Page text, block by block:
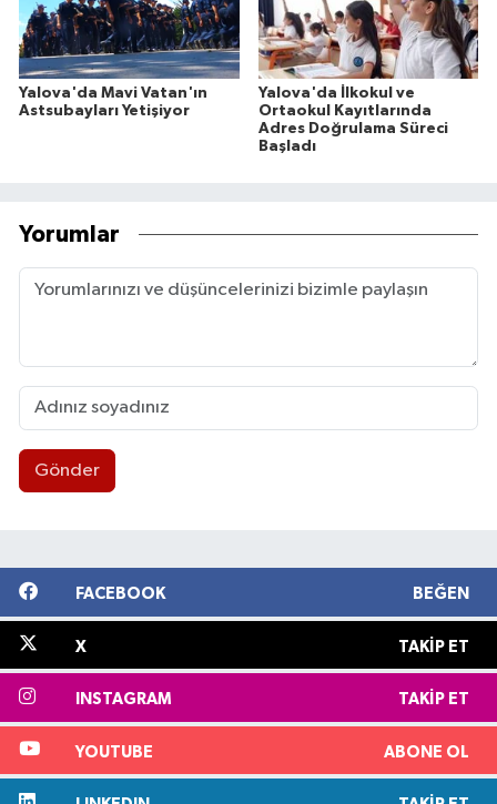
Yalova'da Mavi Vatan'ın
Astsubayları Yetişiyor
Yalova'da İlkokul ve
Ortaokul Kayıtlarında
Adres Doğrulama Süreci
Başladı
Yorumlar
Gönder
FACEBOOK BEĞEN
X TAKIP ET
INSTAGRAM TAKIP ET
YOUTUBE ABONE OL